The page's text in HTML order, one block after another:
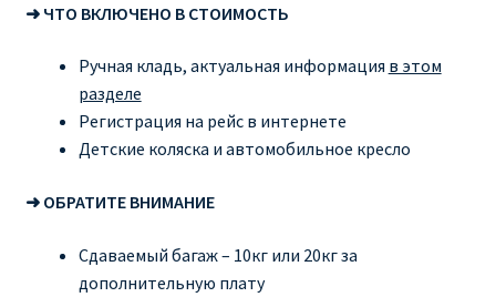
➜ ЧТО ВКЛЮЧЕНО В СТОИМОСТЬ
Ручная кладь, актуальная информация в этом
разделе
Регистрация на рейс в интернете
Детские коляска и автомобильное кресло
➜ ОБРАТИТЕ ВНИМАНИЕ
Сдаваемый багаж – 10кг или 20кг за
дополнительную плату